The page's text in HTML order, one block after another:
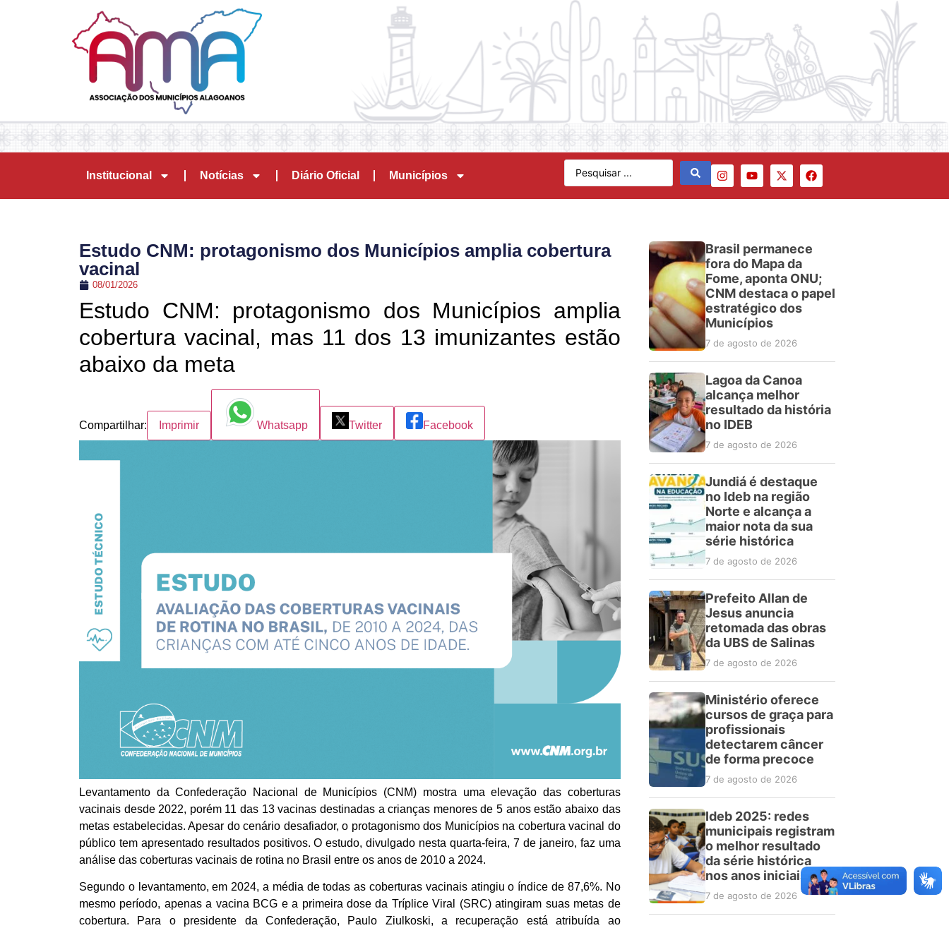
Institucional Notícias Diário Oficial Municípios
Estudo CNM: protagonismo dos Municípios amplia cobertura
vacinal
08/01/2026
Estudo CNM: protagonismo dos Municípios amplia
cobertura vacinal, mas 11 dos 13 imunizantes estão
abaixo da meta
Compartilhar: Imprimir Whatsapp Twitter Facebook
Levantamento da Confederação Nacional de Municípios (CNM) mostra uma elevação das coberturas
vacinais desde 2022, porém 11 das 13 vacinas destinadas a crianças menores de 5 anos estão abaixo das
metas estabelecidas. Apesar do cenário desafiador, o protagonismo dos Municípios na cobertura vacinal do
público tem apresentado resultados positivos. O estudo, divulgado nesta quarta-feira, 7 de janeiro, faz uma
análise das coberturas vacinais de rotina no Brasil entre os anos de 2010 a 2024.
Segundo o levantamento, em 2024, a média de todas as coberturas vacinais atingiu o índice de 87,6%. No
mesmo período, apenas a vacina BCG e a primeira dose da Tríplice Viral (SRC) atingiram suas metas de
cobertura. Para o presidente da Confederação, Paulo Ziulkoski, a recuperação está atribuída ao
Brasil permanece
fora do Mapa da
Fome, aponta ONU;
CNM destaca o papel
estratégico dos
Municípios
7 de agosto de 2026
Lagoa da Canoa
alcança melhor
resultado da história
no IDEB
7 de agosto de 2026
Jundiá é destaque
no Ideb na região
Norte e alcança a
maior nota da sua
série histórica
7 de agosto de 2026
Prefeito Allan de
Jesus anuncia
retomada das obras
da UBS de Salinas
7 de agosto de 2026
Ministério oferece
cursos de graça para
profissionais
detectarem câncer
de forma precoce
7 de agosto de 2026
Ideb 2025: redes
municipais registram
o melhor resultado
da série histórica
nos anos iniciais
7 de agosto de 2026